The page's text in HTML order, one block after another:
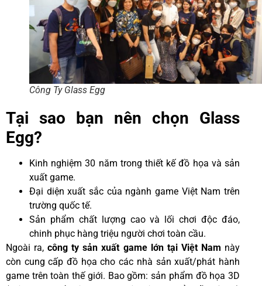
Công Ty Glass Egg
Tại sao bạn nên chọn Glass
Egg?
Kinh nghiệm 30 năm trong thiết kế đồ họa và sản
xuất game.
Đại diện xuất sắc của ngành game Việt Nam trên
trường quốc tế.
Sản phẩm chất lượng cao và lối chơi độc đáo,
chinh phục hàng triệu người chơi toàn cầu.
Ngoài ra,công ty sản xuất game lớn tại Việt Nam này
còn cung cấp đồ họa cho các nhà sản xuất/phát hành
game trên toàn thế giới. Bao gồm: sản phẩm đồ họa 3D